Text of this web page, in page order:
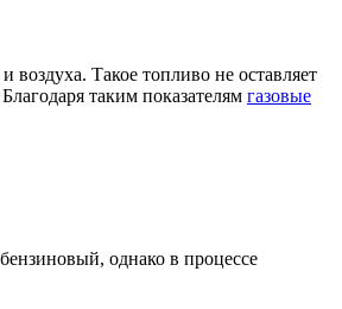
Такое топливо не оставляет
таким показателям газовые
однако в процессе